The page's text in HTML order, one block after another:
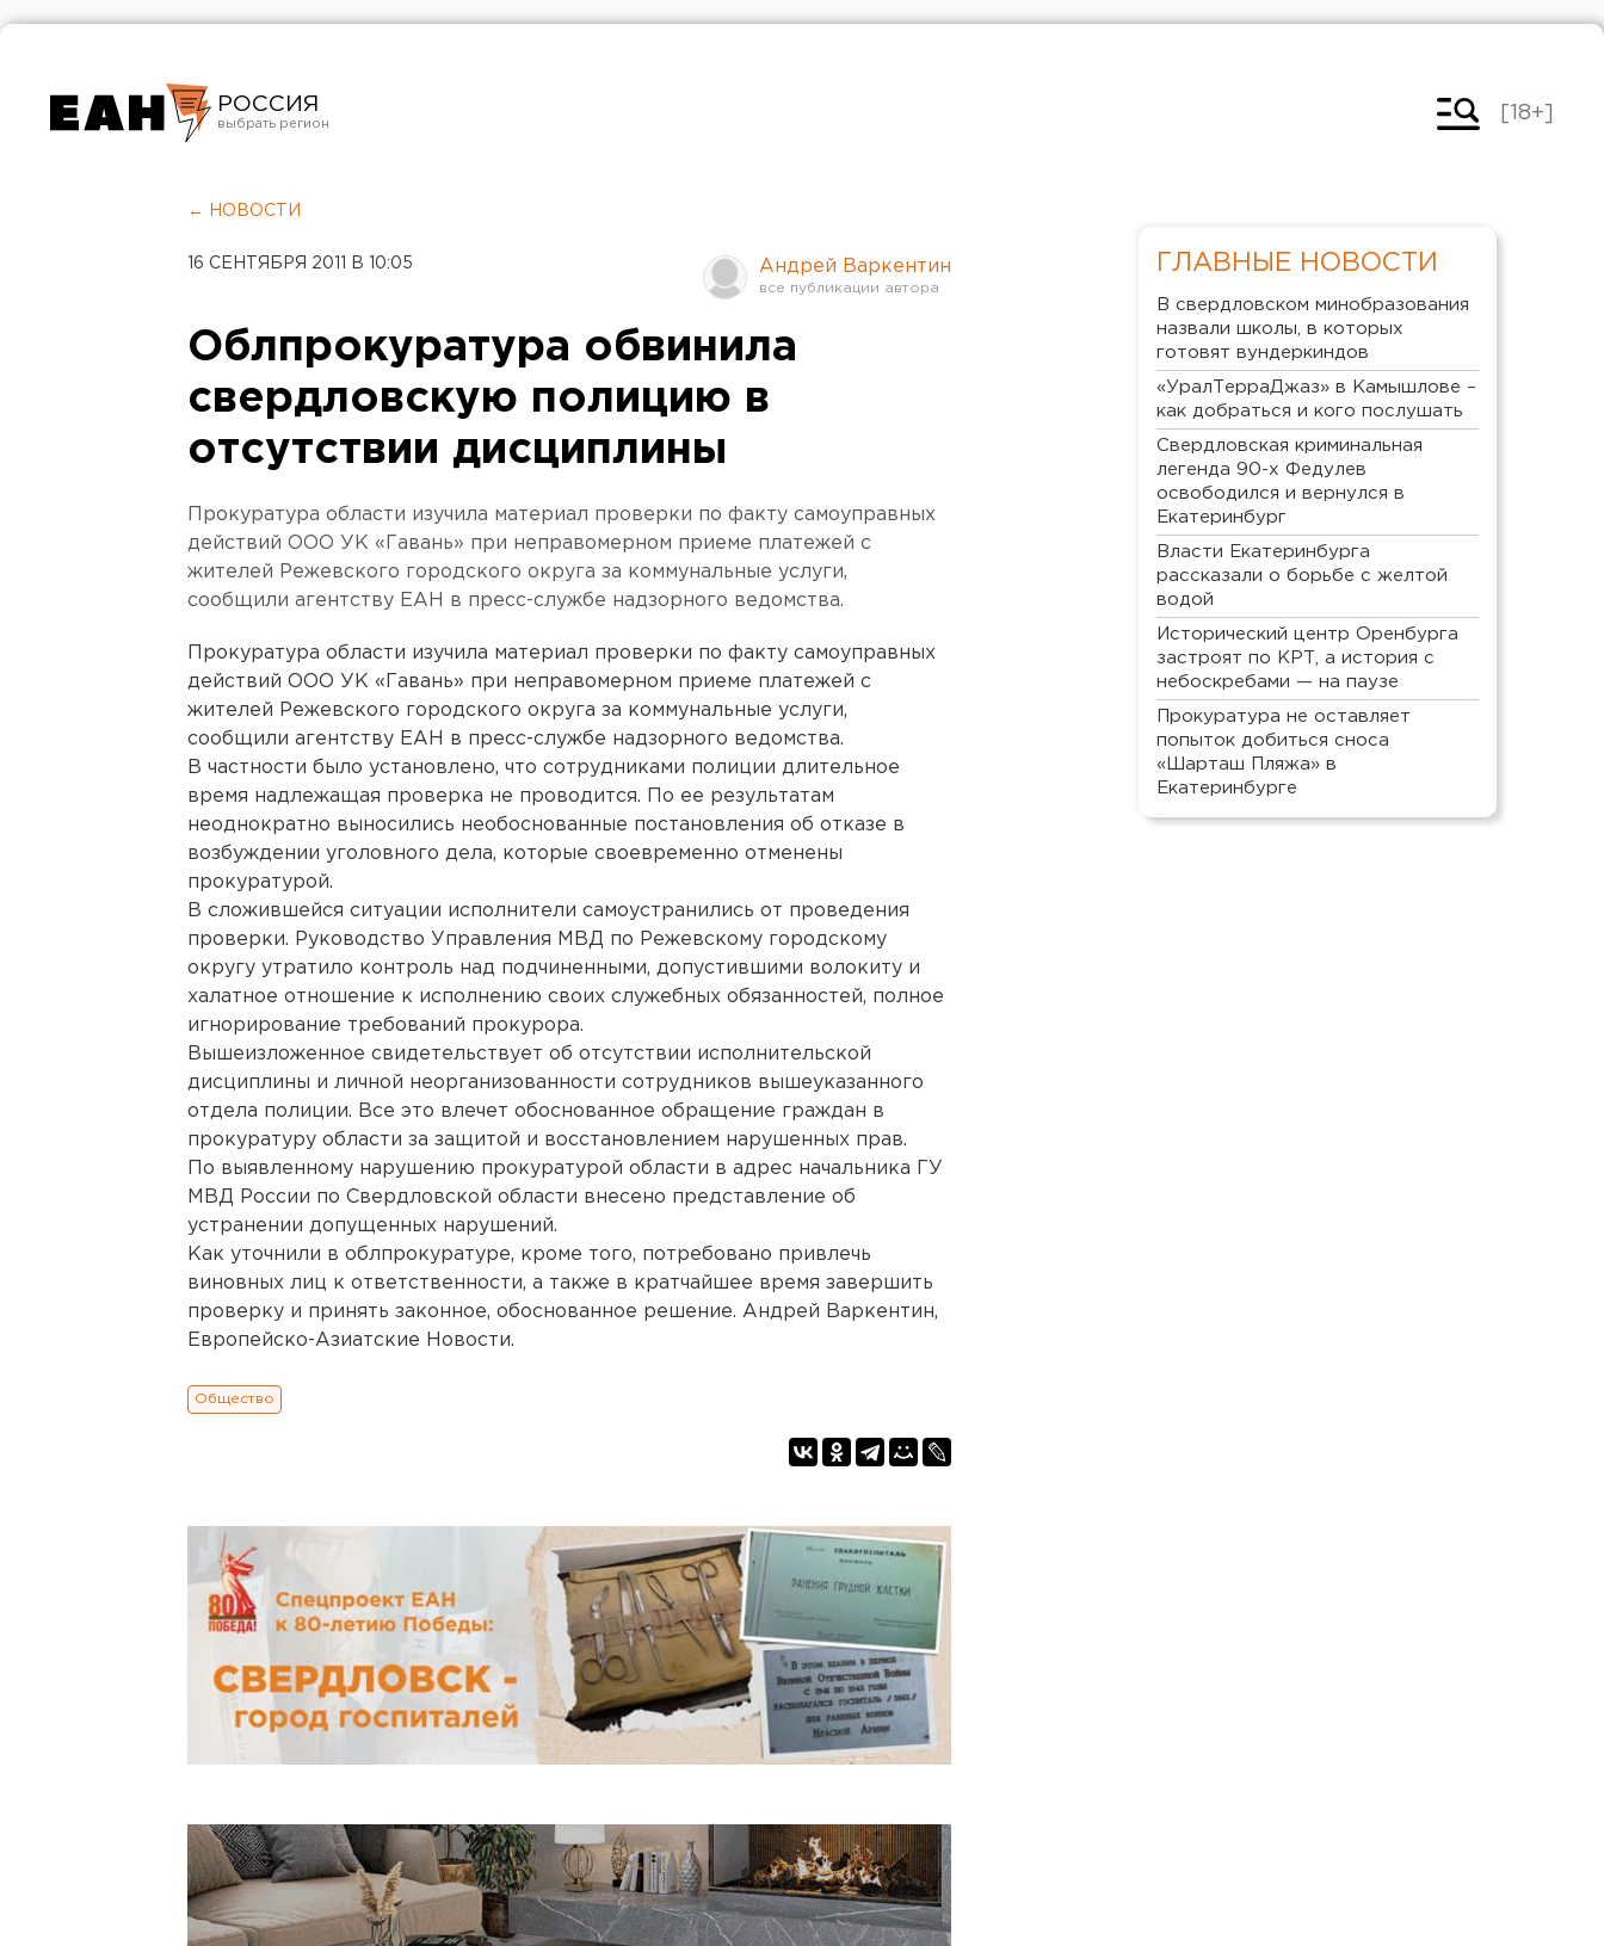
РОССИЯ
Челябинск
[18+]
← НОВОСТИ
16 СЕНТЯБРЯ 2011 В 10:05 Андрей Варкентин
Облпрокуратура обвинила
свердловскую полицию в
отсутствии дисциплины
Прокуратура области изучила материал проверки по факту самоуправных
действий ООО УК «Гавань» при неправомерном приеме платежей с
жителей Режевского городского округа за коммунальные услуги,
сообщили агентству ЕАН в пресс-службе надзорного ведомства.
Прокуратура области изучила материал проверки по факту самоуправных
действий ООО УК «Гавань» при неправомерном приеме платежей с
жителей Режевского городского округа за коммунальные услуги,
сообщили агентству ЕАН в пресс-службе надзорного ведомства.
В частности было установлено, что сотрудниками полиции длительное
время надлежащая проверка не проводится. По ее результатам
неоднократно выносились необоснованные постановления об отказе в
возбуждении уголовного дела, которые своевременно отменены
прокуратурой.
В сложившейся ситуации исполнители самоустранились от проведения
проверки. Руководство Управления МВД по Режевскому городскому
округу утратило контроль над подчиненными, допустившими волокиту и
халатное отношение к исполнению своих служебных обязанностей, полное
игнорирование требований прокурора.
Вышеизложенное свидетельствует об отсутствии исполнительской
дисциплины и личной неорганизованности сотрудников вышеуказанного
отдела полиции. Все это влечет обоснованное обращение граждан в
прокуратуру области за защитой и восстановлением нарушенных прав.
По выявленному нарушению прокуратурой области в адрес начальника ГУ
МВД России по Свердловской области внесено представление об
устранении допущенных нарушений.
Как уточнили в облпрокуратуре, кроме того, потребовано привлечь
виновных лиц к ответственности, а также в кратчайшее время завершить
проверку и принять законное, обоснованное решение. Андрей Варкентин,
Европейско-Азиатские Новости.
Общество
ГЛАВНЫЕ НОВОСТИ
В свердловском минобразования
назвали школы, в которых
готовят вундеркиндов
«УралТерраДжаз» в Камышлове –
как добраться и кого послушать
Свердловская криминальная
легенда 90-х Федулев
освободился и вернулся в
Екатеринбург
Власти Екатеринбурга
рассказали о борьбе с желтой
водой
Исторический центр Оренбурга
застроят по КРТ, а история с
небоскребами — на паузе
Прокуратура не оставляет
попыток добиться сноса
«Шарташ Пляжа» в
Екатеринбурге